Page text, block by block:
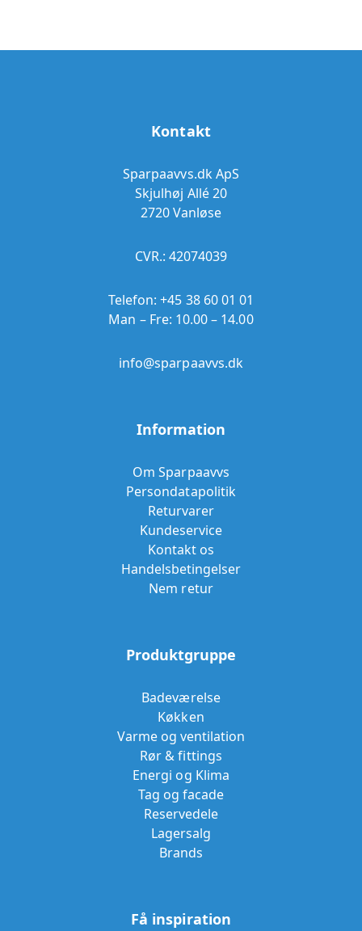
Kontakt
Sparpaavvs.dk ApS
Skjulhøj Allé 20
2720 Vanløse
CVR.: 42074039
Telefon:+45 38 60 01 01
Man – Fre: 10.00 – 14.00
info@sparpaavvs.dk
Information
Om Sparpaavvs
Persondatapolitik
Returvarer
Kundeservice
Kontakt os
Handelsbetingelser
Nem retur
Produktgruppe
Badeværelse
Køkken
Varme og ventilation
Rør & fittings
Energi og Klima
Tag og facade
Reservedele
Lagersalg
Brands
Få inspiration